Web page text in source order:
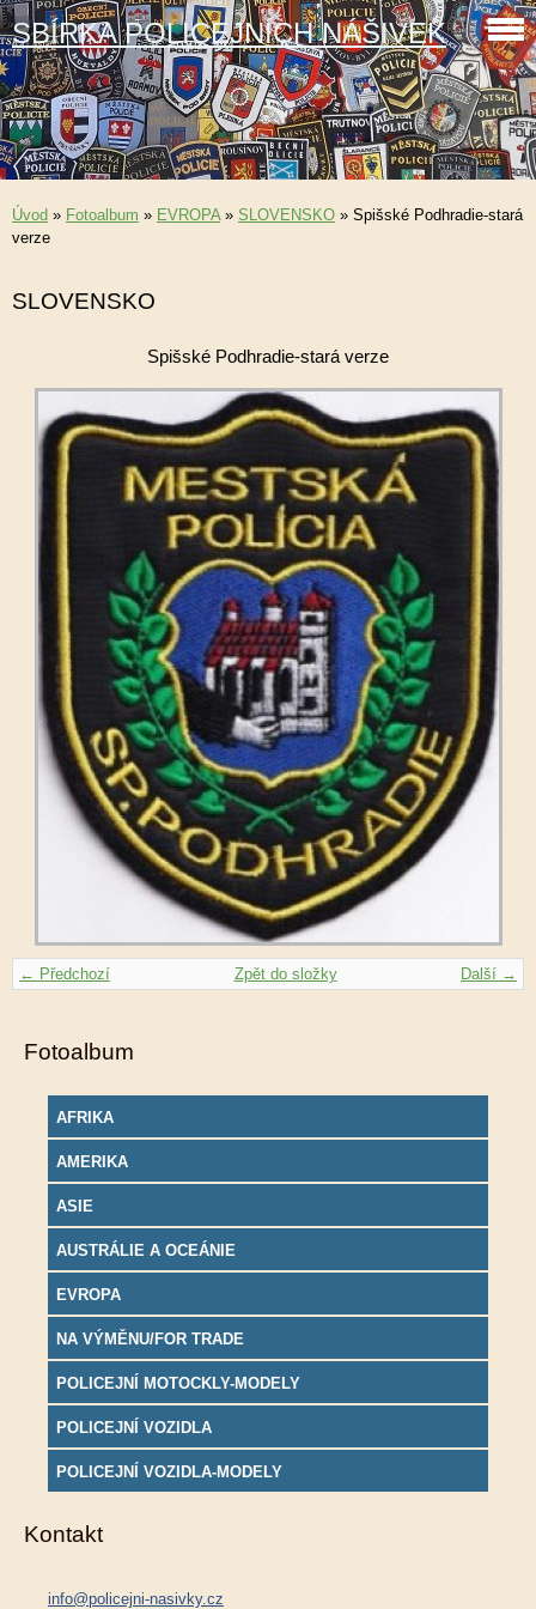
SBÍRKA POLICEJNÍCH NÁŠIVEK
Úvod » Fotoalbum » EVROPA» SLOVENSKO » Spišské Podhradie-stará
verze
SLOVENSKO
Spišské Podhradie-stará verze
← Předchozí Další →
Zpět do složky
Fotoalbum
AFRIKA
AMERIKA
ASIE
AUSTRÁLIE A OCEÁNIE
EVROPA
NA VÝMĚNU/FOR TRADE
POLICEJNÍ MOTOCKLY-MODELY
POLICEJNÍ VOZIDLA
POLICEJNÍ VOZIDLA-MODELY
Kontakt
info@policejni-nasivky.cz